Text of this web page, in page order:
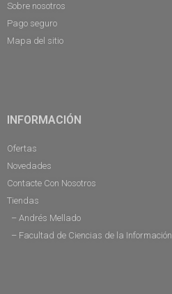
Sobre nosotros
Pago seguro
Mapa del sitio
INFORMACIÓN
Ofertas
Novedades
Contacte Con Nosotros
Tiendas
– Andrés Mellado
– Facultad de Ciencias de la Información